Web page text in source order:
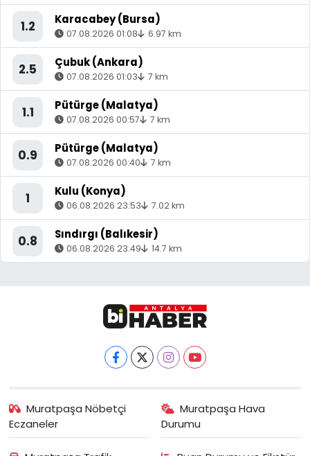
1.2 Karacabey (Bursa)
07.08.2026 01:08 6.97 km
2.5 Çubuk (Ankara)
07.08.2026 01:03 7 km
1.1 Pütürge (Malatya)
07.08.2026 00:57 7 km
0.9 Pütürge (Malatya)
07.08.2026 00:40 7 km
1 Kulu (Konya)
06.08.2026 23:53 7.02 km
0.8 Sındırgı (Balıkesir)
06.08.2026 23:49 14.7 km
Muratpaşa Nöbetçi
Eczaneler
Muratpaşa Hava
Durumu